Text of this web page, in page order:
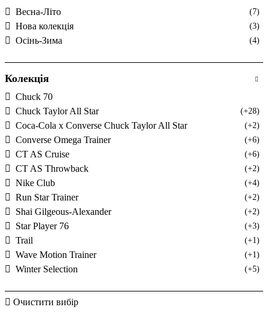
Весна-Літо (7)
Нова колекція (3)
Осінь-Зима (4)
Колекція
Chuck 70
Chuck Taylor All Star
(+28)
Coca-Cola x Converse Chuck Taylor All Star (+2)
Converse Omega Trainer (+6)
CT AS Cruise (+6)
CT AS Throwback (+2)
Nike Club (+4)
Run Star Trainer (+2)
Shai Gilgeous-Alexander (+2)
Star Player 76 (+3)
Trail (+1)
Wave Motion Trainer (+1)
Winter Selection (+5)
Очистити вибір